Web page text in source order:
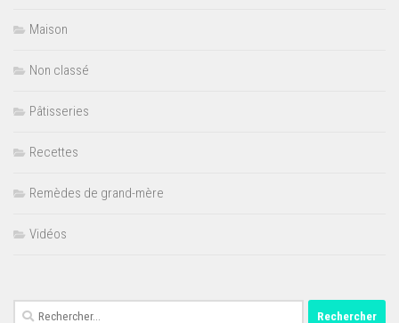
Maison
Non classé
Pâtisseries
Recettes
Remèdes de grand-mère
Vidéos
Rechercher :